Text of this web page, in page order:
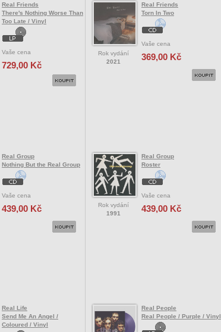
Real Friends
There's Nothing Worse Than
Too Late / Vinyl
Vaše cena
729,00 Kč
Rok vydání
2021
Real Friends
Torn In Two
Vaše cena
369,00 Kč
Real Group
Nothing But the Real Group
Vaše cena
439,00 Kč
Rok vydání
1991
Real Group
Roster
Vaše cena
439,00 Kč
Real Life
Send Me An Angel /
Coloured / Vinyl
Real People
Real People / Purple / Vinyl